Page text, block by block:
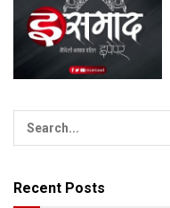
Recent Posts